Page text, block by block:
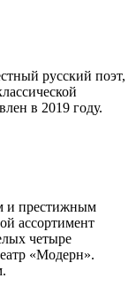
русский поэт,
в 2019 году.
и престижным
ассортимент
четыре
«Модерн».